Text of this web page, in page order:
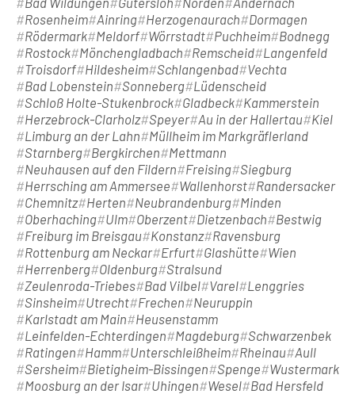
Rosenheim Ainring Herzogenaurach
Dormagen
Rödermark Meldorf Wörrstadt Puchheim Bodnegg
Rostock Mönchengladbach Remscheid Langenfeld
Troisdorf Hildesheim Schlangenbad Vechta
Bad Lobenstein
Sonneberg Lüdenscheid
Schloß Holte-Stukenbrock Gladbeck Kammerstein
Herzebrock-Clarholz Speyer Au in der Hallertau
Kiel
Limburg an der Lahn
Müllheim im Markgräflerland
Starnberg Bergkirchen
Mettmann
Neuhausen auf den Fildern
Freising Siegburg
Herrsching am Ammersee
Wallenhorst Randersacker
Chemnitz Herten Neubrandenburg Minden
Oberhaching Ulm Oberzent Dietzenbach
Bestwig
Freiburg im Breisgau
Konstanz Ravensburg
Rottenburg am Neckar Erfurt Glashütte
Wien
Herrenberg Oldenburg Stralsund
Zeulenroda-Triebes Bad Vilbel Varel Lenggries
Sinsheim Utrecht Frechen
Neuruppin
Karlstadt am Main
Heusenstamm
Leinfelden-Echterdingen
Magdeburg Schwarzenbek
Ratingen
Hamm Unterschleißheim Rheinau Aull
Sersheim Bietigheim-Bissingen Spenge
Wustermark
Moosburg an der Isar Uhingen Wesel Bad Hersfeld